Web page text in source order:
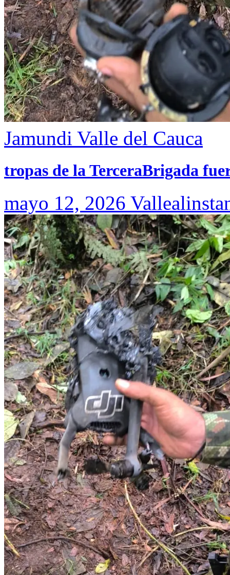
Jamundi Valle del Cauca
tropas de la TerceraBrigada
mayo 12, 2026